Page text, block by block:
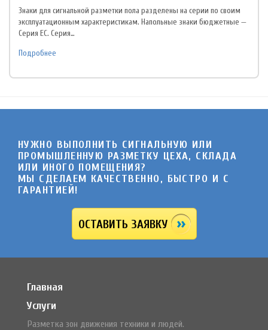
Знаки для сигнальной разметки пола разделены на серии по своим
эксплуатационным характеристикам. Напольные знаки бюджетные —
Серия EC. Серия…
Подробнее
НУЖНО ВЫПОЛНИТЬ СИГНАЛЬНУЮ ИЛИ
ПРОМЫШЛЕННУЮ РАЗМЕТКУ ЦЕХА, СКЛАДА
ИЛИ ИНОГО ПОМЕЩЕНИЯ?
МЫ СДЕЛАЕМ КАЧЕСТВЕННО, БЫСТРО И C
ГАРАНТИЕЙ!
ОСТАВИТЬ ЗАЯВКУ
Главная
Услуги
Разметка зон движения техники и людей.